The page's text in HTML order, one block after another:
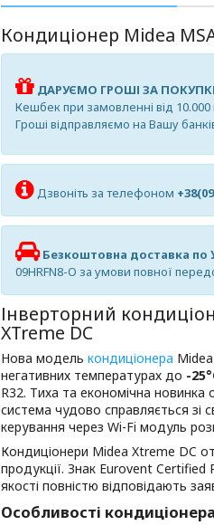
Кондиціонер Midea
ДАРУЄМО ГРОШІ ЗА
Кешбек при замовленні від 10.000
Гроші відправляємо на Вашу
Дзвоніть за телефоном
Безкоштовна доставка по
09HRFN8-O за умови повної
Інверторний
XTreme DC
Нова модель кондиціонера
негативних температурах до -
R32. Тиха та економічна новинка
система чудово справляється
керування через Wi-Fi модуль
Кондиціонери Midea Xtreme DC
продукції. Знак Eurovent Certified
якості повністю відповідають
Особливості